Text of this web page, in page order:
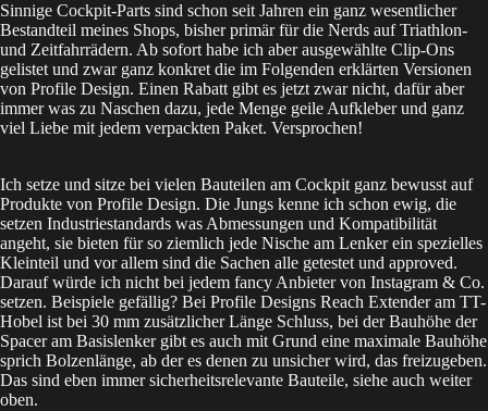
Sinnige Cockpit-Parts sind schon seit Jahren ein ganz wesentlicher
Bestandteil meines Shops, bisher primär für die Nerds auf Triathlon-
und Zeitfahrrädern. Ab sofort habe ich aber ausgewählte Clip-Ons
gelistet und zwar ganz konkret die im Folgenden erklärten Versionen
von Profile Design. Einen Rabatt gibt es jetzt zwar nicht, dafür aber
immer was zu Naschen dazu, jede Menge geile Aufkleber und ganz
viel Liebe mit jedem verpackten Paket. Versprochen!
Ich setze und sitze bei vielen Bauteilen am Cockpit ganz bewusst auf
Produkte von Profile Design. Die Jungs kenne ich schon ewig, die
setzen Industriestandards was Abmessungen und Kompatibilität
angeht, sie bieten für so ziemlich jede Nische am Lenker ein spezielles
Kleinteil und vor allem sind die Sachen alle getestet und approved.
Darauf würde ich nicht bei jedem fancy Anbieter von Instagram & Co.
setzen. Beispiele gefällig? Bei Profile Designs Reach Extender am TT-
Hobel ist bei 30 mm zusätzlicher Länge Schluss, bei der Bauhöhe der
Spacer am Basislenker gibt es auch mit Grund eine maximale Bauhöhe
sprich Bolzenlänge, ab der es denen zu unsicher wird, das freizugeben.
Das sind eben immer sicherheitsrelevante Bauteile, siehe auch weiter
oben.